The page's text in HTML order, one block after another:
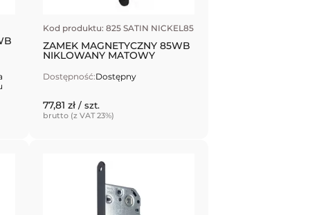
Kod produktu: 825 SATIN NICKEL85
ZAMEK MAGNETYCZNY 85WB
NIKLOWANY MATOWY
Dostępność:Dostępny
77,81 zł/ szt.
brutto (z VAT 23%)